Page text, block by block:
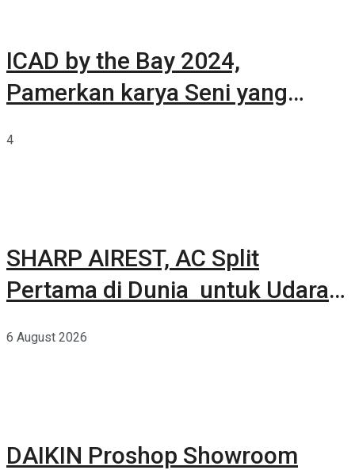
ICAD by the Bay 2024,
Pamerkan karya Seni yang
4
SHARP AIREST, AC Split
Pertama di Dunia untuk Udara
6 August 2026
DAIKIN Proshop Showroom